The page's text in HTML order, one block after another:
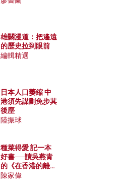
雄關漫道：把遙遠
的歷史拉到眼前
編輯精選
日本人口萎縮 中
港須先謀劃免步其
後塵
陸振球
種菜得愛 記一本
好書──讀吳燕青
的《在香港的離島
種菜》
陳家偉